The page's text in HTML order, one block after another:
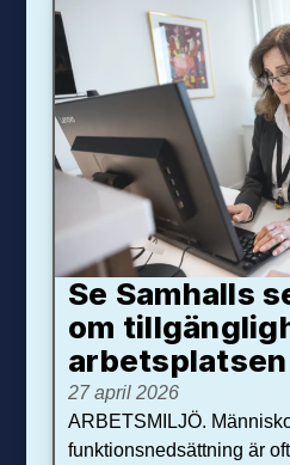
Se Samhalls
om
arbetsplatsen
27 april 2026
ARBETSMILJÖ.
funktionsnedsättning är